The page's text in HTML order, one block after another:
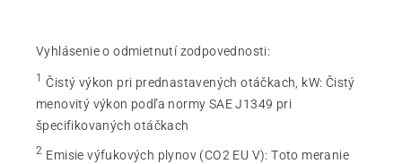
Vyhlásenie o odmietnutí zodpovednosti:
1 Čistý výkon pri prednastavených otáčkach, kW: Čistý
menovitý výkon podľa normy SAE J1349 pri
špecifikovaných otáčkach
2 Emisie výfukových plynov (CO2 EU V):Toto meranie